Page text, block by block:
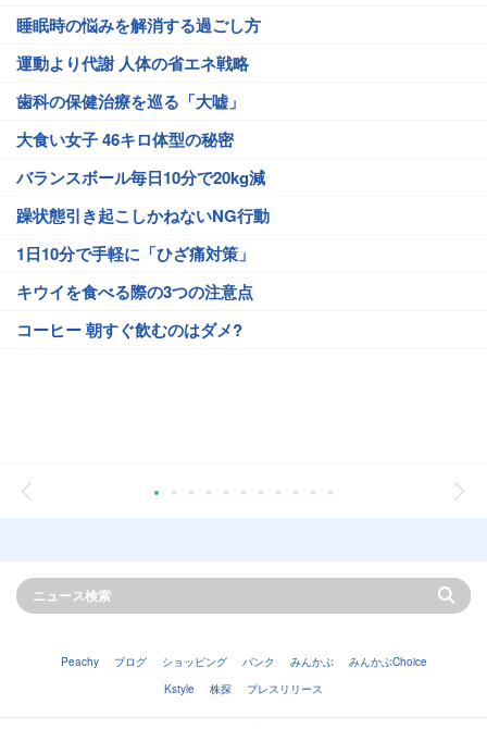
睡眠時の悩みを解消する過ごし方
運動より代謝 人体の省エネ戦略
歯科の保健治療を巡る「大嘘」
大食い女子 46キロ体型の秘密
バランスボール毎日10分で20kg減
躁状態引き起こしかねないNG行動
1日10分で手軽に「ひざ痛対策」
キウイを食べる際の3つの注意点
コーヒー 朝すぐ飲むのはダメ?
Peachy ブログ ショッピング バンク みんかぶ
みんかぶChoice
Kstyle
株探 プレスリリース